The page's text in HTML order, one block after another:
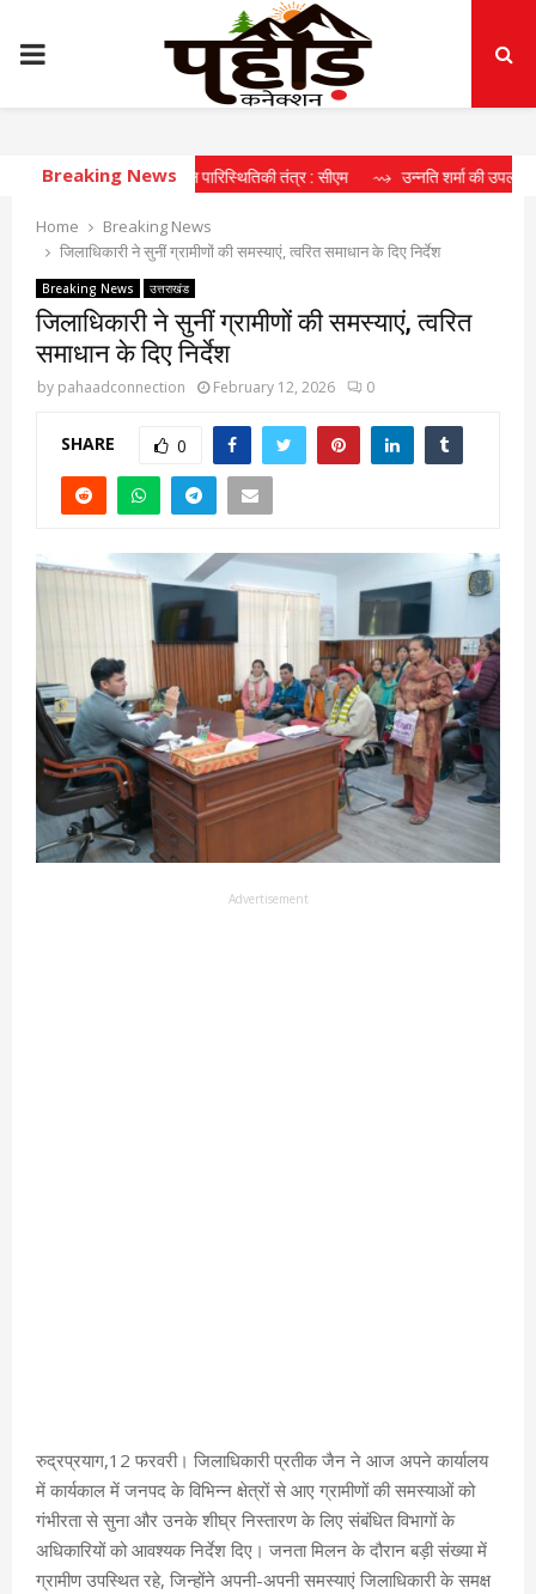
PRIMARY
MENU
Breaking News
दीर्घकालिक खेल पारिस्थितिकी तंत्र : सीएम ⇝ उन्नति शर्मा की उपलब्धि खिलाड़ियों
Home
Breaking News
जिलाधिकारी ने सुनीं ग्रामीणों की समस्याएं, त्वरित समाधान के दिए निर्देश
Breaking News उत्तराखंड
जिलाधिकारी ने सुनीं ग्रामीणों की समस्याएं, त्वरित
समाधान के दिए निर्देश
by pahaadconnection February 12, 2026 0
SHARE 0
Advertisement
रुद्रप्रयाग,12 फरवरी। जिलाधिकारी प्रतीक जैन ने आज अपने कार्यालय
में कार्यकाल में जनपद के विभिन्न क्षेत्रों से आए ग्रामीणों की समस्याओं को
गंभीरता से सुना और उनके शीघ्र निस्तारण के लिए संबंधित विभागों के
अधिकारियों को आवश्यक निर्देश दिए। जनता मिलन के दौरान बड़ी संख्या में
ग्रामीण उपस्थित रहे, जिन्होंने अपनी-अपनी समस्याएं जिलाधिकारी के समक्ष